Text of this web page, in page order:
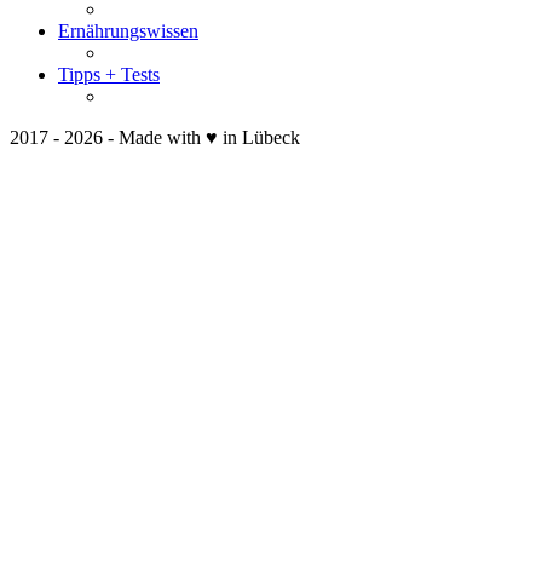
Ernährungswissen
Tipps + Tests
2017 - 2026 - Made with ♥ in Lübeck